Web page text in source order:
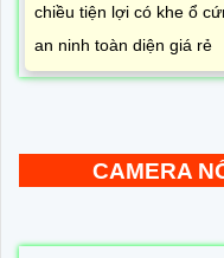
chiều tiện lợi có khe ổ
an ninh toàn diện giá rẻ
CAMERA